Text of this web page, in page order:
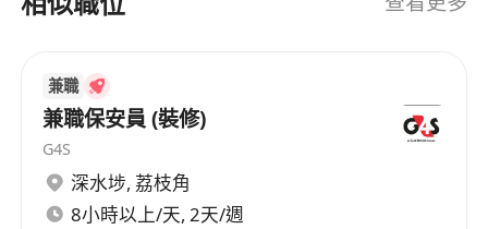
香港工作
具備基本中文讀寫能力，能理解簡單工作指示及
標籤內容
體力良好，能負重及長時間站立工作，適應通宵
輪班環境
兼職
兼職保安員 (裝修)
G4S
深水埗, 荔枝角
8小時以上/天, 2天/週